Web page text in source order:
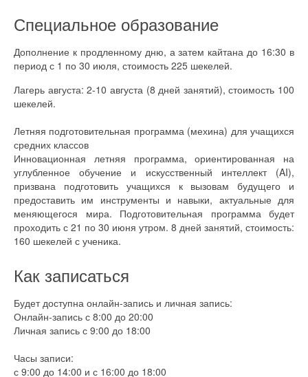
Специальное образование
Дополнение к продленному дню, а затем кайтана до 16:30 в
период с 1 по 30 июля, стоимость 225 шекелей.
Лагерь августа: 2-10 августа (8 дней занятий), стоимость 100
шекелей.
Летняя подготовительная программа (мехина) для учащихся
средних классов
Инновационная летняя программа, ориентированная на
углубленное обучение и искусственный интеллект (AI),
призвана подготовить учащихся к вызовам будущего и
предоставить им инструменты и навыки, актуальные для
меняющегося мира. Подготовительная программа будет
проходить с 21 по 30 июня утром. 8 дней занятий, стоимость:
160 шекелей с ученика.
Как записаться
Будет доступна онлайн-запись и личная запись:
Онлайн-запись с 8:00 до 20:00
Личная запись с 9:00 до 18:00
Часы записи:
с 9:00 до 14:00 и с 16:00 до 18:00